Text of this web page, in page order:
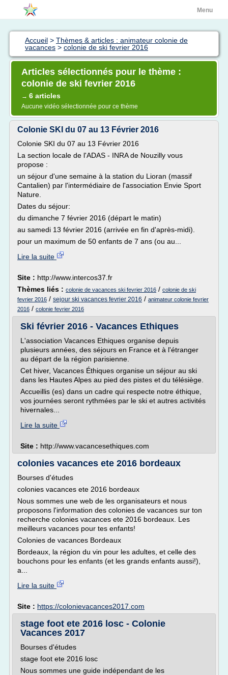
Menu
Accueil > Thèmes & articles : animateur colonie de
vacances > colonie de ski fevrier 2016
Articles sélectionnés pour le thème :
colonie de ski fevrier 2016
→ 6 articles
Aucune vidéo sélectionnée pour ce thème
Colonie SKI du 07 au 13 Février 2016
Colonie SKI du 07 au 13 Février 2016
La section locale de l'ADAS - INRA de Nouzilly vous
propose :
un séjour d'une semaine à la station du Lioran (massif
Cantalien) par l'intermédiaire de l'association Envie Sport
Nature.
Dates du séjour:
du dimanche 7 février 2016 (départ le matin)
au samedi 13 février 2016 (arrivée en fin d'après-midi).
pour un maximum de 50 enfants de 7 ans (ou au...
Lire la suite
Site : http://www.intercos37.fr
Thèmes liés : colonie de vacances ski fevrier 2016 / colonie de ski
fevrier 2016 / sejour ski vacances fevrier 2016 / animateur colonie fevrier
2016 / colonie fevrier 2016
Ski février 2016 - Vacances Ethiques
L'association Vacances Ethiques organise depuis
plusieurs années, des séjours en France et à l'étranger
au départ de la région parisienne.
Cet hiver, Vacances Éthiques organise un séjour au ski
dans les Hautes Alpes au pied des pistes et du télésiège.
Accueillis (es) dans un cadre qui respecte notre éthique,
vos journées seront rythmées par le ski et autres activités
hivernales...
Lire la suite
Site : http://www.vacancesethiques.com
colonies vacances ete 2016 bordeaux
Bourses d'études
colonies vacances ete 2016 bordeaux
Nous sommes une web de les organisateurs et nous
proposons l'information des colonies de vacances sur ton
recherche colonies vacances ete 2016 bordeaux. Les
meilleurs vacances pour tes enfants!
Colonies de vacances Bordeaux
Bordeaux, la région du vin pour les adultes, et celle des
bouchons pour les enfants (et les grands enfants aussi!),
a...
Lire la suite
Site : https://colonievacances2017.com
stage foot ete 2016 losc - Colonie
Vacances 2017
Bourses d'études
stage foot ete 2016 losc
Nous sommes une guide indépendant de les